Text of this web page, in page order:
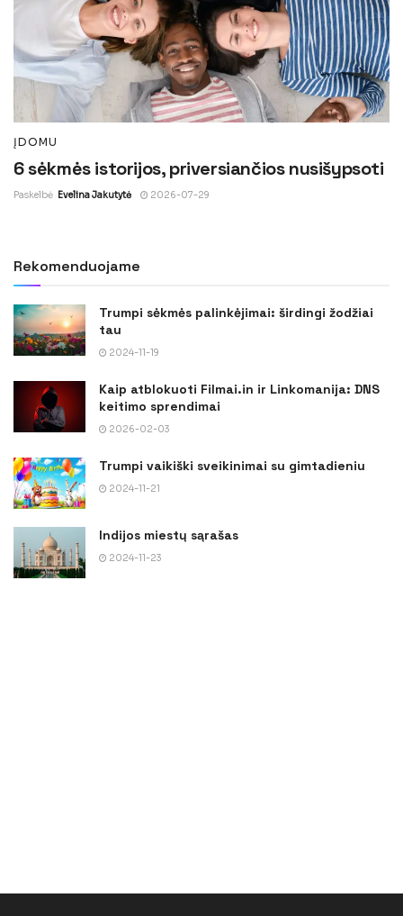
ĮDOMU
6 sėkmės istorijos, priversiančios nusišypsoti
Paskelbė Evelina Jakutytė 2026-07-29
Rekomenduojame
Trumpi sėkmės palinkėjimai: širdingi žodžiai
tau
2024-11-19
Kaip atblokuoti Filmai.in ir Linkomanija: DNS
keitimo sprendimai
2026-02-03
Trumpi vaikiški sveikinimai su gimtadieniu
2024-11-21
Indijos miestų sąrašas
2024-11-23